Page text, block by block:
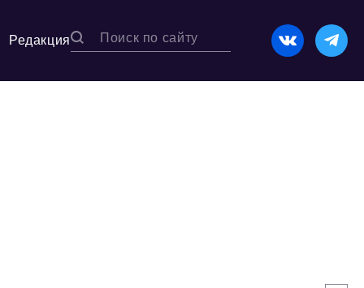
Редакция